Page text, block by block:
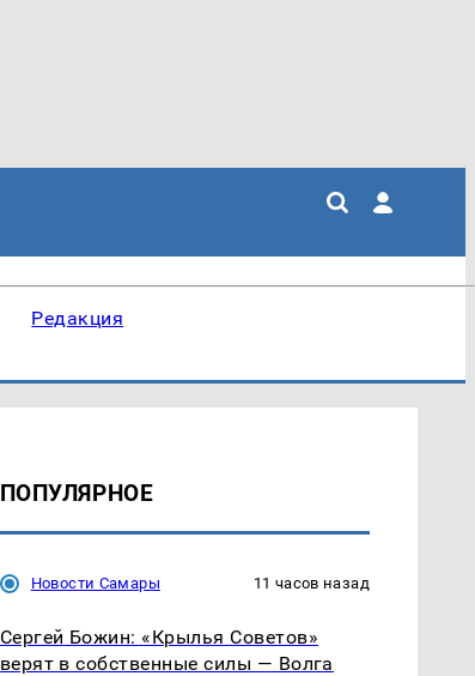
Редакция
ПОПУЛЯРНОЕ
Новости Самары 11 часов назад
Сергей Божин: «Крылья Советов»
верят в собственные силы — Волга